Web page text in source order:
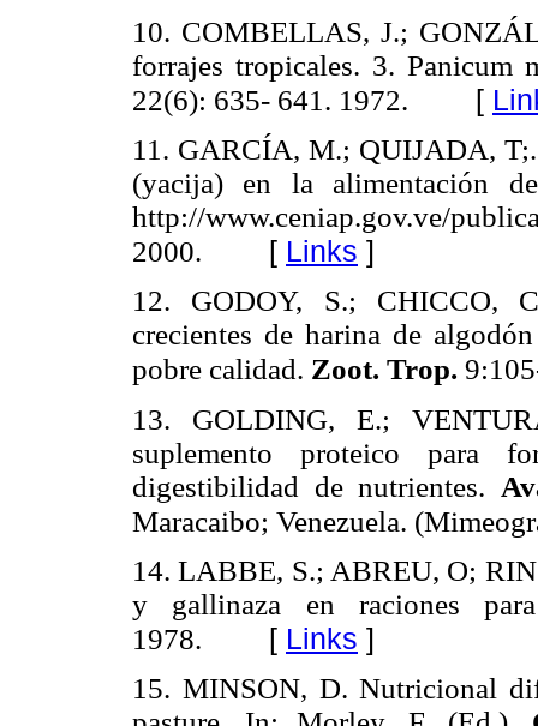
10. COMBELLAS, J.;
forrajes tropicales. 3. Panicum
22(6): 635- 641. 1972. [
11. GARCÍA, M.; QUIJADA,
(yacija) en la alimentación
http://www.ceniap.gov.ve/
2000. [ Links ]
12. GODOY, S.; CHICCO,
crecientes de harina de
pobre calidad. Zoot. Trop.
13. GOLDING, E.;
suplemento proteico para
digestibilidad de nutrientes.
Maracaibo; Venezuela.
14. LABBE, S.; ABREU, O;
y gallinaza en raciones
1978. [ Links ]
15. MINSON, D. Nutricional